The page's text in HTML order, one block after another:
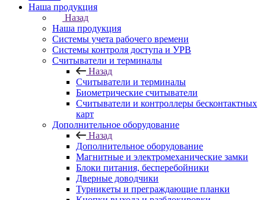
Наша продукция
Назад
Наша продукция
Cистемы учета рабочего времени
Системы контроля доступа и УРВ
Считыватели и терминалы
Назад
Считыватели и терминалы
Биометрические считыватели
Считыватели и контроллеры бесконтактных
карт
Дополнительное оборудование
Назад
Дополнительное оборудование
Магнитные и электромеханические замки
Блоки питания, бесперебойники
Дверные доводчики
Турникеты и преграждающие планки